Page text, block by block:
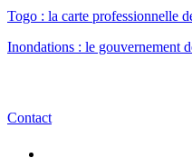
Togo : la carte professionnelle
Inondations : le
Contact